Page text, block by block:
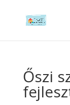
Őszi